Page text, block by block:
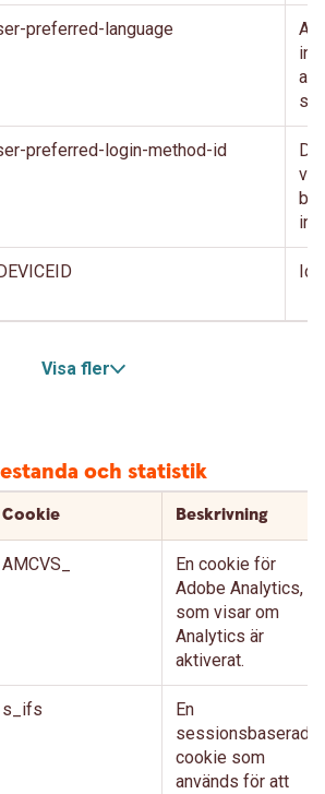
preferred-language
preferred-login-method-id
Visa fler
och statistik
Cookie Beskrivning
AMCVS_
En cookie för
Adobe Analytics,
som visar om
Analytics är
aktiverat.
s_ifs
En
sessionsbaserad-
cookie som
används för att